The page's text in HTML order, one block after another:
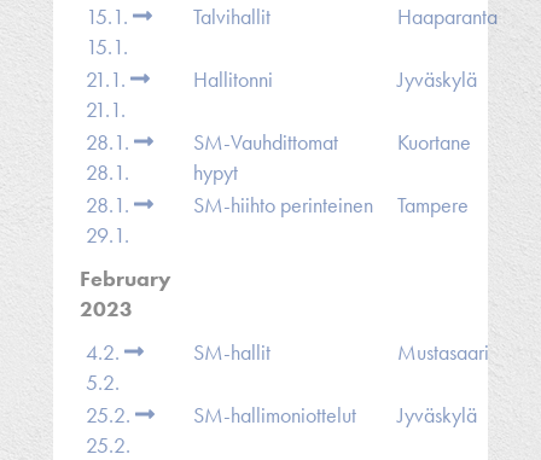
15.1.
15.1.
Talvihallit Haaparanta
21.1.
21.1.
Hallitonni Jyväskylä
28.1.
28.1.
SM-Vauhdittomat
hypyt
Kuortane
28.1.
29.1.
SM-hiihto perinteinen Tampere
February
2023
4.2.
5.2.
SM-hallit Mustasaari
25.2.
25.2.
SM-hallimoniottelut Jyväskylä